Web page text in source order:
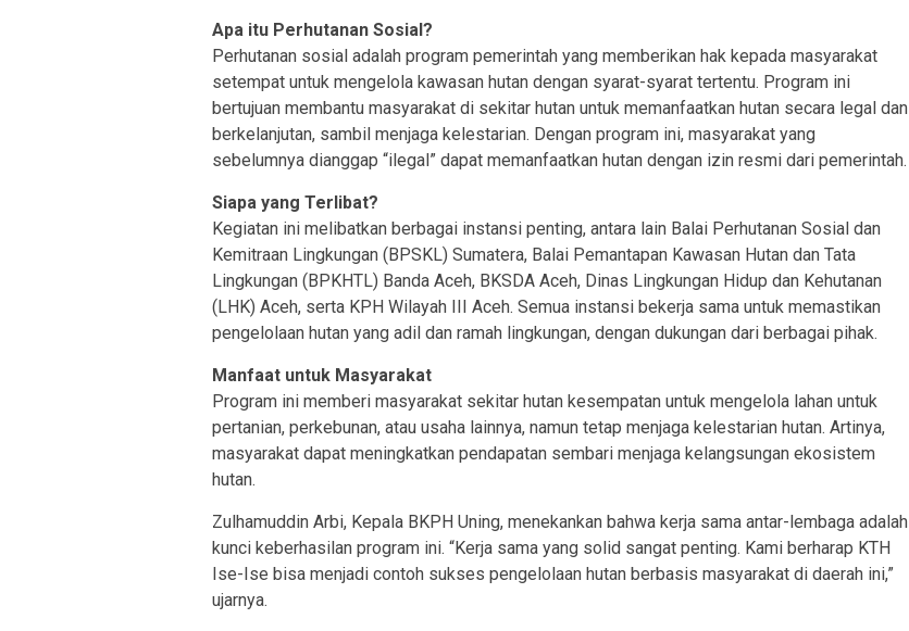
Apa itu Perhutanan Sosial?
Perhutanan sosial adalah program pemerintah yang memberikan hak kepada masyarakat
setempat untuk mengelola kawasan hutan dengan syarat-syarat tertentu. Program ini
bertujuan membantu masyarakat di sekitar hutan untuk memanfaatkan hutan secara legal dan
berkelanjutan, sambil menjaga kelestarian. Dengan program ini, masyarakat yang
sebelumnya dianggap “ilegal” dapat memanfaatkan hutan dengan izin resmi dari pemerintah.
Siapa yang Terlibat?
Kegiatan ini melibatkan berbagai instansi penting, antara lain Balai Perhutanan Sosial dan
Kemitraan Lingkungan (BPSKL) Sumatera, Balai Pemantapan Kawasan Hutan dan Tata
Lingkungan (BPKHTL) Banda Aceh, BKSDA Aceh, Dinas Lingkungan Hidup dan Kehutanan
(LHK) Aceh, serta KPH Wilayah III Aceh. Semua instansi bekerja sama untuk memastikan
pengelolaan hutan yang adil dan ramah lingkungan, dengan dukungan dari berbagai pihak.
Manfaat untuk Masyarakat
Program ini memberi masyarakat sekitar hutan kesempatan untuk mengelola lahan untuk
pertanian, perkebunan, atau usaha lainnya, namun tetap menjaga kelestarian hutan. Artinya,
masyarakat dapat meningkatkan pendapatan sembari menjaga kelangsungan ekosistem
hutan.
Zulhamuddin Arbi, Kepala BKPH Uning, menekankan bahwa kerja sama antar-lembaga adalah
kunci keberhasilan program ini. “Kerja sama yang solid sangat penting. Kami berharap KTH
Ise-Ise bisa menjadi contoh sukses pengelolaan hutan berbasis masyarakat di daerah ini,”
ujarnya.